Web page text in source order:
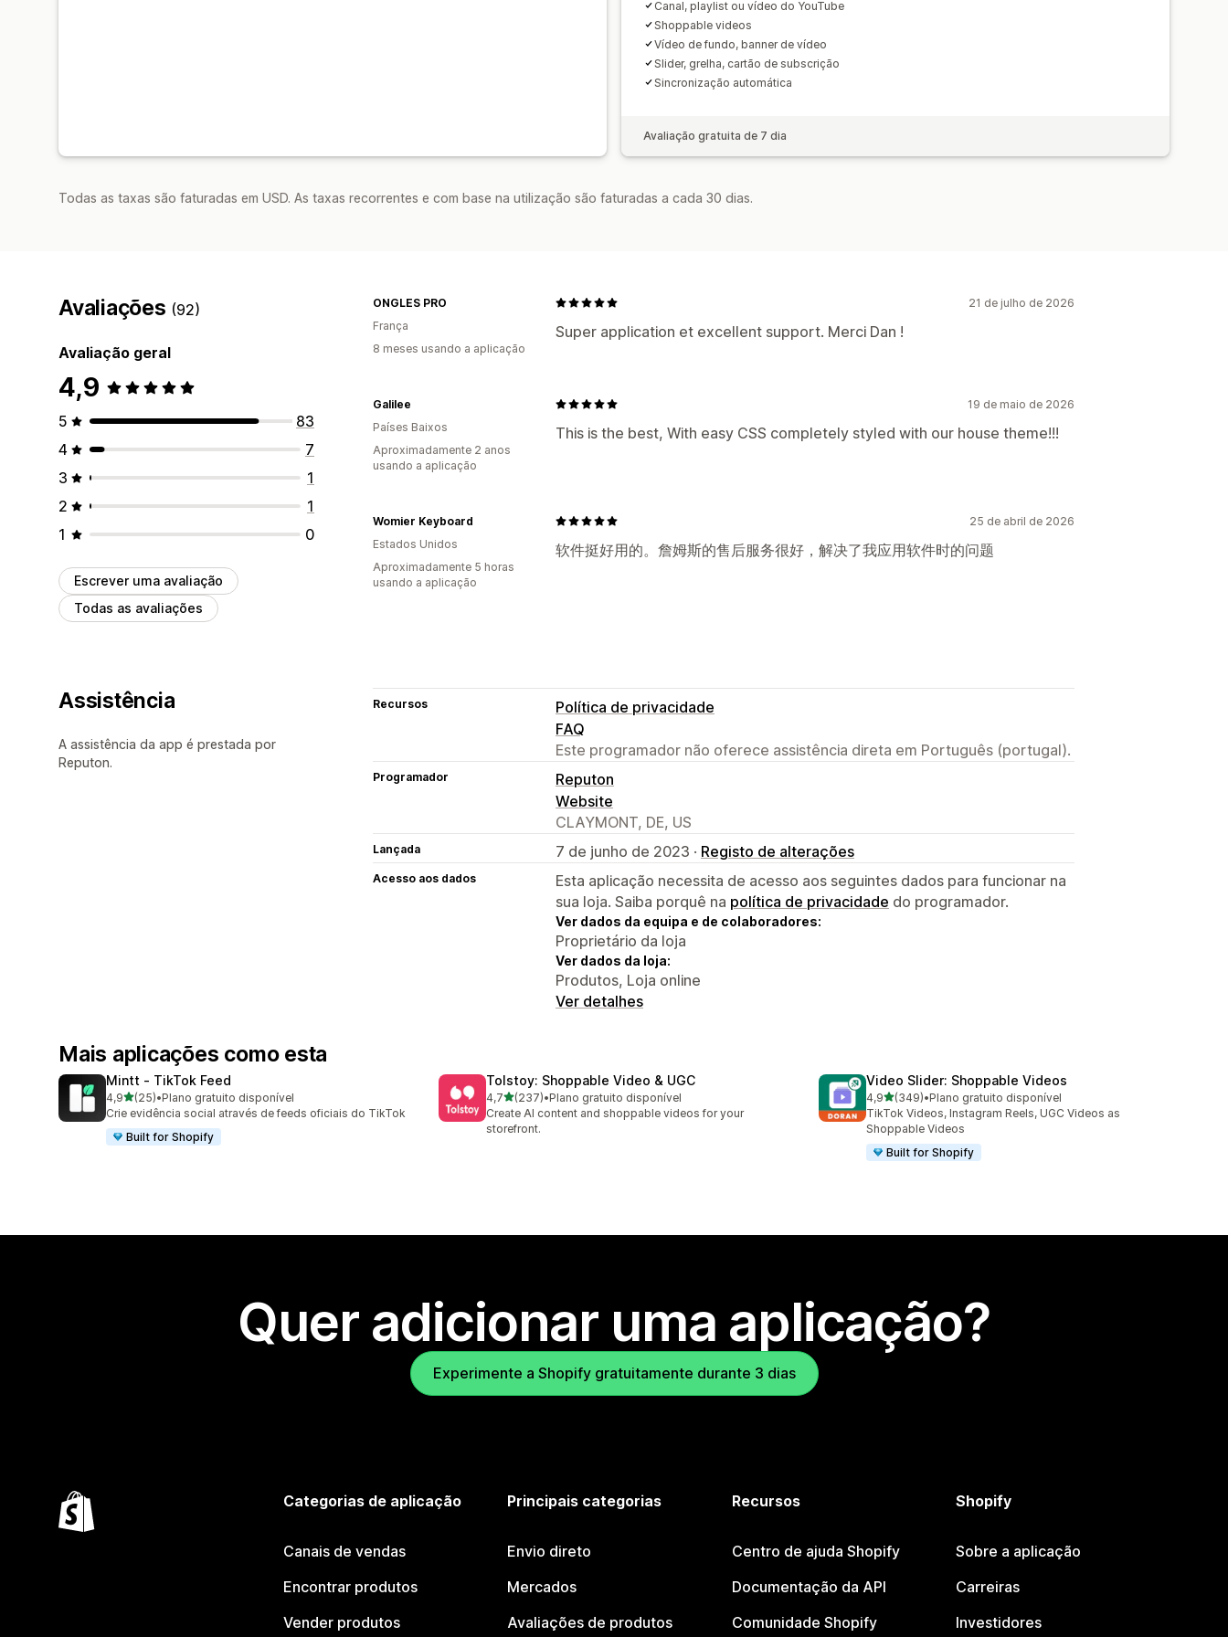
Canal, playlist ou vídeo do YouTube
Shoppable videos
Vídeo de fundo, banner de vídeo
Slider, grelha, cartão de subscrição
Sincronização automática
Avaliação gratuita de 7 dia
Todas as taxas são faturadas em USD. As taxas recorrentes e com base na utilização são faturadas a cada 30 dias.
Avaliações (92)
Avaliação geral
4,9
5
83
4
7
3
1
2
1
1
0
Escrever uma avaliação
Todas as avaliações
21 de julho de 2026
Super application et excellent support. Merci Dan !
ONGLES PRO
França
8 meses usando a aplicação
19 de maio de 2026
This is the best, With easy CSS completely styled with our house theme!!!
Galilee
Países Baixos
Aproximadamente 2 anos
usando a aplicação
25 de abril de 2026
软件挺好用的。詹姆斯的售后服务很好，解决了我应用软件时的问题
Womier Keyboard
Estados Unidos
Aproximadamente 5 horas
usando a aplicação
Assistência
A assistência da app é prestada por
Reputon.
Recursos
Política de privacidade
FAQ
Este programador não oferece assistência direta em Português (portugal).
Programador
Reputon
Website
CLAYMONT, DE, US
Lançada 7 de junho de 2023 · Registo de alterações
Acesso aos dados
Esta aplicação necessita de acesso aos seguintes dados para funcionar na
sua loja. Saiba porquê na política de privacidade do programador.
Ver dados da equipa e de colaboradores:
Proprietário da loja
Ver dados da loja:
Produtos, Loja online
Ver detalhes
Mais aplicações como esta
Mintt ‑ TikTok Feed
4,9de 5 estrelas
(25)
25 total de avaliações
•Plano gratuito disponível
Crie evidência social através de feeds oficiais do TikTok
Built for Shopify
Tolstoy: Shoppable Video & UGC
4,7de 5 estrelas
(237)
237 total de avaliações
•Plano gratuito disponível
Create AI content and shoppable videos for your
storefront.
Video Slider: Shoppable Videos
4,9de 5 estrelas
(349)
349 total de avaliações
•Plano gratuito disponível
TikTok Videos, Instagram Reels, UGC Videos as
Shoppable Videos
Built for Shopify
Quer adicionar uma aplicação?
Experimente a Shopify gratuitamente durante 3 dias
Categorias de aplicação
Canais de vendas
Encontrar produtos
Vender produtos
Principais categorias
Envio direto
Mercados
Avaliações de produtos
Recursos
Centro de ajuda Shopify
Documentação da API
Comunidade Shopify
Shopify
Sobre a aplicação
Carreiras
Investidores